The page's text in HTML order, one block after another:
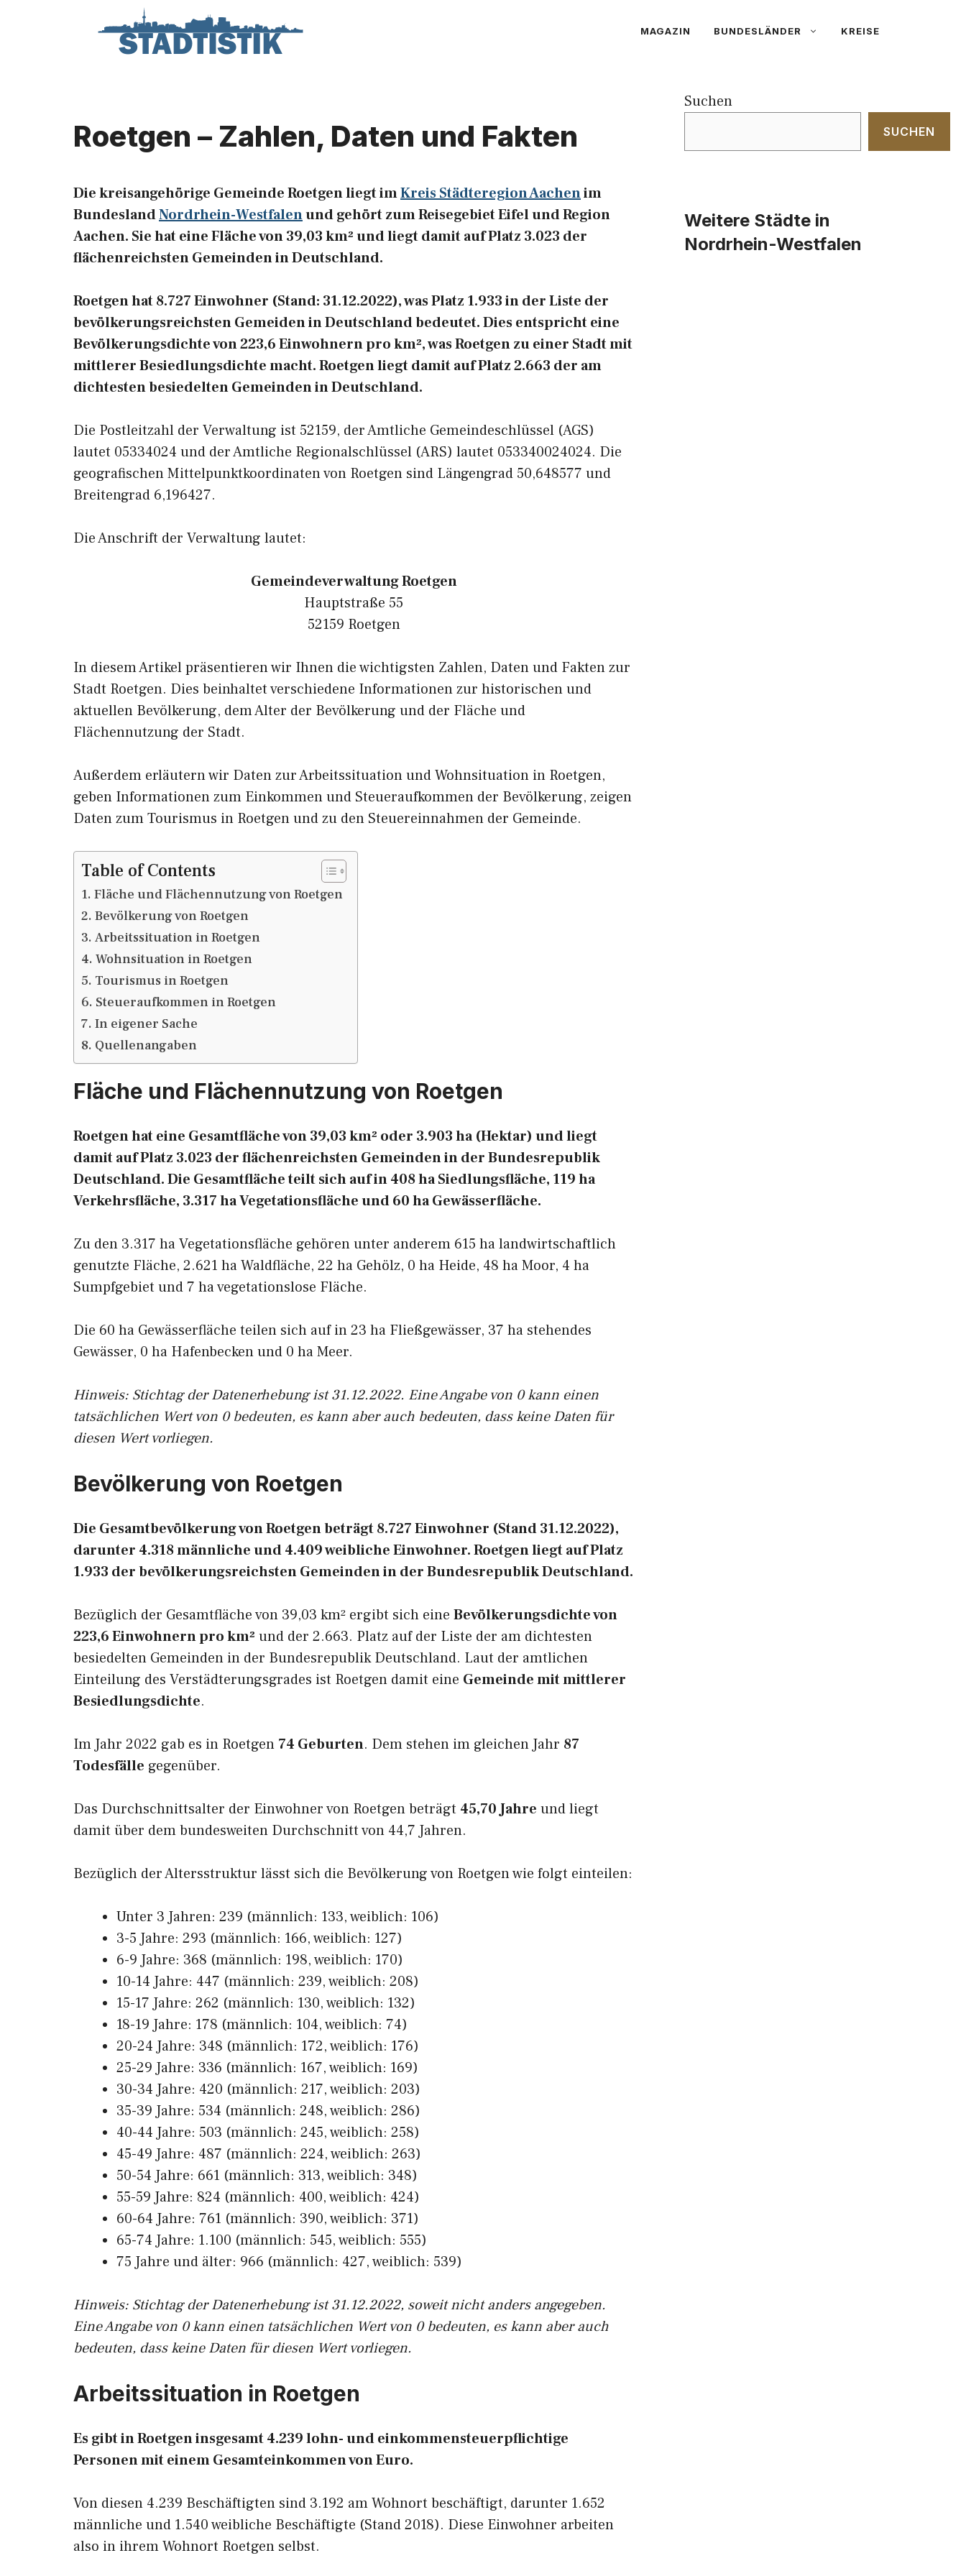
MAGAZIN BUNDESLÄNDER KREISE
Roetgen – Zahlen, Daten und Fakten
Die kreisangehörige Gemeinde Roetgen liegt imKreis Städteregion Aachenim
BundeslandNordrhein-Westfalenund gehört zum Reisegebiet Eifel und Region
Aachen. Sie hat eine Fläche von 39,03 km² und liegt damit auf Platz 3.023 der
flächenreichsten Gemeinden in Deutschland.
Roetgen hat 8.727 Einwohner (Stand: 31.12.2022), was Platz 1.933 in der Liste der
bevölkerungsreichsten Gemeiden in Deutschland bedeutet. Dies entspricht eine
Bevölkerungsdichte von 223,6 Einwohnern pro km², was Roetgen zu einer Stadt mit
mittlerer Besiedlungsdichte macht. Roetgen liegt damit auf Platz 2.663 der am
dichtesten besiedelten Gemeinden in Deutschland.
Die Postleitzahl der Verwaltung ist 52159, der Amtliche Gemeindeschlüssel (AGS)
lautet 05334024 und der Amtliche Regionalschlüssel (ARS) lautet 053340024024. Die
geografischen Mittelpunktkoordinaten von Roetgen sind Längengrad 50,648577 und
Breitengrad 6,196427.
Die Anschrift der Verwaltung lautet:
Gemeindeverwaltung Roetgen
Hauptstraße 55
52159 Roetgen
In diesem Artikel präsentieren wir Ihnen die wichtigsten Zahlen, Daten und Fakten zur
Stadt Roetgen. Dies beinhaltet verschiedene Informationen zur historischen und
aktuellen Bevölkerung, dem Alter der Bevölkerung und der Fläche und
Flächennutzung der Stadt.
Außerdem erläutern wir Daten zur Arbeitssituation und Wohnsituation in Roetgen,
geben Informationen zum Einkommen und Steueraufkommen der Bevölkerung, zeigen
Daten zum Tourismus in Roetgen und zu den Steuereinnahmen der Gemeinde.
Table of Contents
Fläche und Flächennutzung von Roetgen
Bevölkerung von Roetgen
Arbeitssituation in Roetgen
Wohnsituation in Roetgen
Tourismus in Roetgen
Steueraufkommen in Roetgen
In eigener Sache
Quellenangaben
Fläche und Flächennutzung von Roetgen
Roetgen hat eine Gesamtfläche von 39,03 km² oder 3.903 ha (Hektar) und liegt
damit auf Platz 3.023 der flächenreichsten Gemeinden in der Bundesrepublik
Deutschland. Die Gesamtfläche teilt sich auf in 408 ha Siedlungsfläche, 119 ha
Verkehrsfläche, 3.317 ha Vegetationsfläche und 60 ha Gewässerfläche.
Zu den 3.317 ha Vegetationsfläche gehören unter anderem 615 ha landwirtschaftlich
genutzte Fläche, 2.621 ha Waldfläche, 22 ha Gehölz, 0 ha Heide, 48 ha Moor, 4 ha
Sumpfgebiet und 7 ha vegetationslose Fläche.
Die 60 ha Gewässerfläche teilen sich auf in 23 ha Fließgewässer, 37 ha stehendes
Gewässer, 0 ha Hafenbecken und 0 ha Meer.
Hinweis: Stichtag der Datenerhebung ist 31.12.2022. Eine Angabe von 0 kann einen
tatsächlichen Wert von 0 bedeuten, es kann aber auch bedeuten, dass keine Daten für
diesen Wert vorliegen.
Bevölkerung von Roetgen
Die Gesamtbevölkerung von Roetgen beträgt 8.727 Einwohner (Stand 31.12.2022),
darunter 4.318 männliche und 4.409 weibliche Einwohner. Roetgen liegt auf Platz
1.933 der bevölkerungsreichsten Gemeinden in der Bundesrepublik Deutschland.
Bezüglich der Gesamtfläche von 39,03 km² ergibt sich eine Bevölkerungsdichte von
223,6 Einwohnern pro km² und der 2.663. Platz auf der Liste der am dichtesten
besiedelten Gemeinden in der Bundesrepublik Deutschland. Laut der amtlichen
Einteilung des Verstädterungsgrades ist Roetgen damit eine Gemeinde mit mittlerer
Besiedlungsdichte.
Im Jahr 2022 gab es in Roetgen 74 Geburten. Dem stehen im gleichen Jahr 87
Todesfälle gegenüber.
Das Durchschnittsalter der Einwohner von Roetgen beträgt 45,70 Jahre und liegt
damit über dem bundesweiten Durchschnitt von 44,7 Jahren.
Bezüglich der Altersstruktur lässt sich die Bevölkerung von Roetgen wie folgt einteilen:
Unter 3 Jahren: 239 (männlich: 133, weiblich: 106)
3-5 Jahre: 293 (männlich: 166, weiblich: 127)
6-9 Jahre: 368 (männlich: 198, weiblich: 170)
10-14 Jahre: 447 (männlich: 239, weiblich: 208)
15-17 Jahre: 262 (männlich: 130, weiblich: 132)
18-19 Jahre: 178 (männlich: 104, weiblich: 74)
20-24 Jahre: 348 (männlich: 172, weiblich: 176)
25-29 Jahre: 336 (männlich: 167, weiblich: 169)
30-34 Jahre: 420 (männlich: 217, weiblich: 203)
35-39 Jahre: 534 (männlich: 248, weiblich: 286)
40-44 Jahre: 503 (männlich: 245, weiblich: 258)
45-49 Jahre: 487 (männlich: 224, weiblich: 263)
50-54 Jahre: 661 (männlich: 313, weiblich: 348)
55-59 Jahre: 824 (männlich: 400, weiblich: 424)
60-64 Jahre: 761 (männlich: 390, weiblich: 371)
65-74 Jahre: 1.100 (männlich: 545, weiblich: 555)
75 Jahre und älter: 966 (männlich: 427, weiblich: 539)
Hinweis: Stichtag der Datenerhebung ist 31.12.2022, soweit nicht anders angegeben.
Eine Angabe von 0 kann einen tatsächlichen Wert von 0 bedeuten, es kann aber auch
bedeuten, dass keine Daten für diesen Wert vorliegen.
Arbeitssituation in Roetgen
Es gibt in Roetgen insgesamt 4.239 lohn- und einkommensteuerpflichtige
Personen mit einem Gesamteinkommen von Euro.
Von diesen 4.239 Beschäftigten sind 3.192 am Wohnort beschäftigt, darunter 1.652
männliche und 1.540 weibliche Beschäftigte (Stand 2018). Diese Einwohner arbeiten
also in ihrem Wohnort Roetgen selbst.
Suchen
SUCHEN
Weitere Städte in
Nordrhein-Westfalen